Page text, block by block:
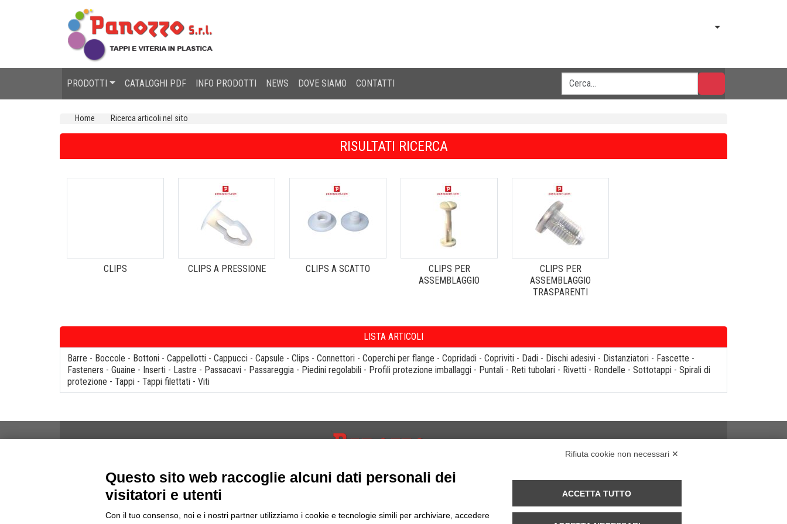
PRODOTTI CATALOGHI PDF INFO PRODOTTI NEWS DOVE SIAMO CONTATTI
Home Ricerca articoli nel sito
RISULTATI RICERCA
CLIPS CLIPS A PRESSIONE CLIPS A SCATTO
CLIPS PER
ASSEMBLAGGIO
CLIPS PER
ASSEMBLAGGIO
TRASPARENTI
LISTA ARTICOLI
Barre - Boccole - Bottoni - Cappellotti - Cappucci - Capsule - Clips - Connettori - Coperchi per flange - Copridadi - Copriviti - Dadi - Dischi adesivi - Distanziatori - Fascette -
Fasteners - Guaine - Inserti - Lastre - Passacavi - Passareggia - Piedini regolabili - Profili protezione imballaggi - Puntali - Reti tubolari - Rivetti - Rondelle - Sottotappi - Spirali di
protezione - Tappi - Tappi filettati - Viti
NOTE
Informativa Privacy
Informativa Cookies
termini & Condizioni
INFORMAZIONI
Mappa del Sito
Rifiuta cookie non necessari ✕
Questo sito web raccoglie alcuni dati personali dei
visitatori e utenti
Con il tuo consenso, noi e i nostri partner utilizziamo i cookie e tecnologie simili per archiviare, accedere
ACCETTA TUTTO